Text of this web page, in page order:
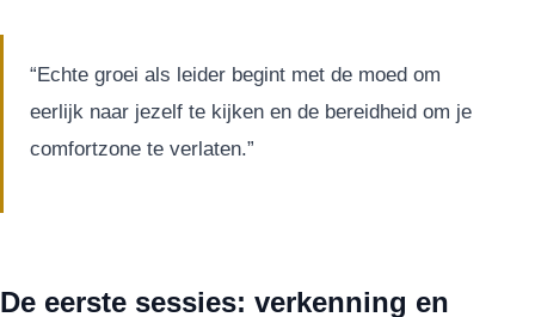
“Echte groei als leider begint met de moed om
eerlijk naar jezelf te kijken en de bereidheid om je
comfortzone te verlaten.”
De eerste sessies: verkenning en